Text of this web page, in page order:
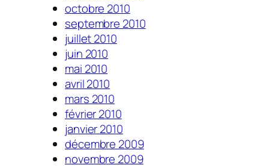
octobre 2010
septembre 2010
juillet 2010
juin 2010
mai 2010
avril 2010
mars 2010
février 2010
janvier 2010
décembre 2009
novembre 2009